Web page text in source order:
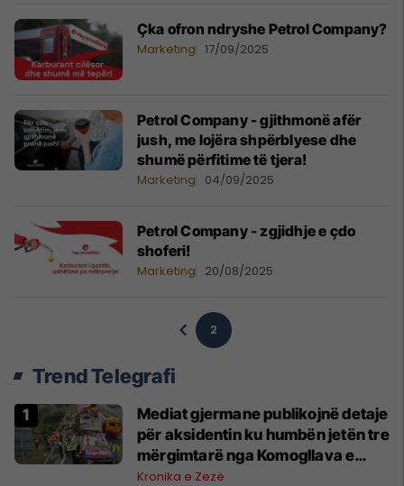
Çka ofron ndryshe Petrol Company?
Marketing 17/09/2025
Petrol Company - gjithmonë afër
jush, me lojëra shpërblyese dhe
shumë përfitime të tjera!
Marketing 04/09/2025
Petrol Company - zgjidhje e çdo
shoferi!
Marketing 20/08/2025
2
Trend Telegrafi
Mediat gjermane publikojnë detaje
për aksidentin ku humbën jetën tre
mërgimtarë nga Komogllava e
Ferizajt
Kronika e Zezë